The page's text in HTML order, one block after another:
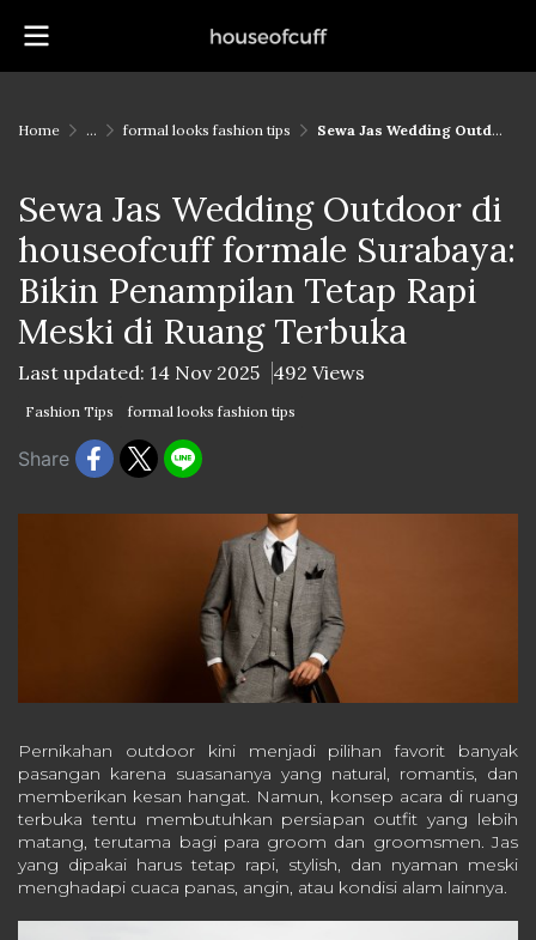
Home ... formal looks fashion tips Sewa Jas Wedding Outdoor di houseofcuff formale Surabaya: Bikin Penampilan Tetap Rapi Meski di Ruang Terbuka
Sewa Jas Wedding Outdoor di
houseofcuff formale Surabaya:
Bikin Penampilan Tetap Rapi
Meski di Ruang Terbuka
Last updated: 14 Nov 2025 492 Views
Fashion Tips formal looks fashion tips
Share
Pernikahan outdoor kini menjadi pilihan favorit banyak
pasangan karena suasananya yang natural, romantis, dan
memberikan kesan hangat. Namun, konsep acara di ruang
terbuka tentu membutuhkan persiapan outfit yang lebih
matang, terutama bagi para groom dan groomsmen. Jas
yang dipakai harus tetap rapi, stylish, dan nyaman meski
menghadapi cuaca panas, angin, atau kondisi alam lainnya.